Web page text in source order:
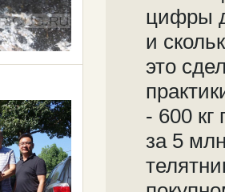
цифры
и
это
- 600
за 5